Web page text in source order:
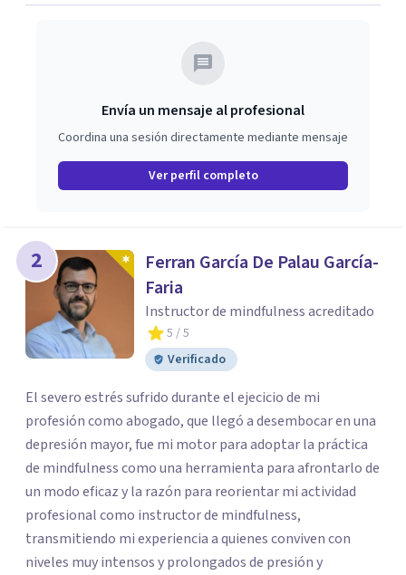
Envía un mensaje al profesional
Coordina una sesión directamente mediante mensaje
Ver perfil completo
2
Ferran García De Palau García-
Faria
Instructor de mindfulness acreditado
5 / 5
Verificado
El severo estrés sufrido durante el ejecicio de mi
profesión como abogado, que llegó a desembocar en una
depresión mayor, fue mi motor para adoptar la práctica
de mindfulness como una herramienta para afrontarlo de
un modo eficaz y la razón para reorientar mi actividad
profesional como instructor de mindfulness,
transmitiendo mi experiencia a quienes conviven con
niveles muy intensos y prolongados de presión y